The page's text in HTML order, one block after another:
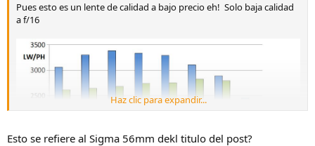
Pues esto es un lente de calidad a bajo precio eh! Solo baja calidad
a f/16
Haz clic para expandir...
Esto se refiere al Sigma 56mm dekl titulo del post?